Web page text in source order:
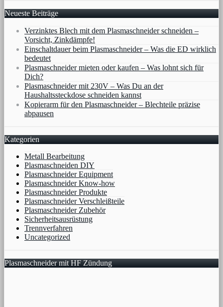
Neueste Beiträge
Verzinktes Blech mit dem Plasmaschneider schneiden –
Vorsicht, Zinkdämpfe!
Einschaltdauer beim Plasmaschneider – Was die ED wirklich
bedeutet
Plasmaschneider mieten oder kaufen – Was lohnt sich für
Dich?
Plasmaschneider mit 230V – Was Du an der
Haushaltssteckdose schneiden kannst
Kopierarm für den Plasmaschneider – Blechteile präzise
abpausen
Kategorien
Metall Bearbeitung
Plasmaschneiden DIY
Plasmaschneider Equipment
Plasmaschneider Know-how
Plasmaschneider Produkte
Plasmaschneider Verschleißteile
Plasmaschneider Zubehör
Sicherheitsausrüstung
Trennverfahren
Uncategorized
Plasmaschneider mit HF Zündung